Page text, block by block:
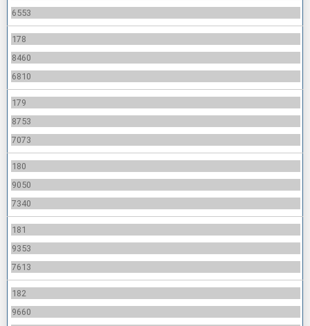
6553
178
8460
6810
179
8753
7073
180
9050
7340
181
9353
7613
182
9660